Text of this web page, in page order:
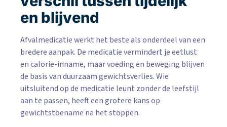
en blijvend
Afvalmedicatie werkt het beste als onderdeel van een
bredere aanpak. De medicatie vermindert je eetlust
en calorie-inname, maar voeding en beweging blijven
de basis van duurzaam gewichtsverlies. Wie
uitsluitend op de medicatie leunt zonder de leefstijl
aan te passen, heeft een grotere kans op
gewichtstoename na het stoppen.